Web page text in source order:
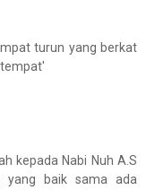
turun yang berkat
kepada Nabi Nuh A.S
yang baik sama ada